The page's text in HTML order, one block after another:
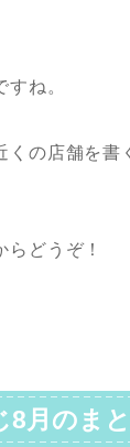
ね。
くの店舗を書
らどうぞ！
8月のま